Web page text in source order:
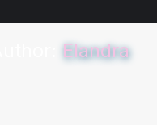
Elandra